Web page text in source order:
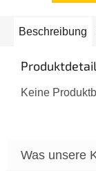
Beschreibung
Keine